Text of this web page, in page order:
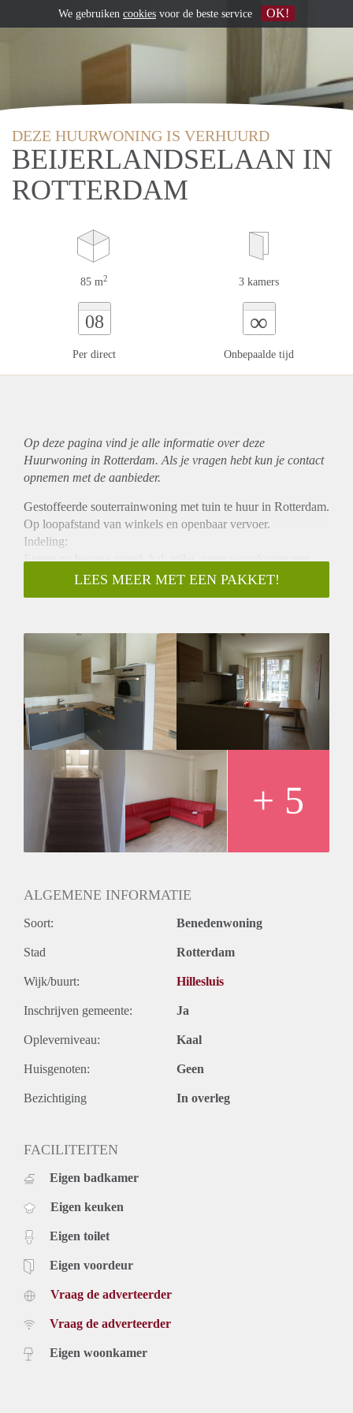
DEZE HUURWONING IS VERHUURD
BEIJERLANDSELAAN IN
ROTTERDAM
85 m2 3 kamers
08
Per direct
∞
Onbepaalde tijd
Op deze pagina vind je alle informatie over deze
Huurwoning in Rotterdam. Als je vragen hebt kun je contact
opnemen met de aanbieder.
Gestoffeerde souterrainwoning met tuin te huur in Rotterdam.
Op loopafstand van winkels en openbaar vervoer.
Indeling:
Entree op begane grond, hal, toilet, grote woonkamer met
toegang tot tuin. Aparte keuken, voorzien van gasfornuis,
oven, afzuigkap, koel-vriescombinatie en vaatwasser, met
woonkamer ook slaapkamer gemaakt kan worden.
Inkomenseis: 2,5 netto de huur.
LEES MEER MET EEN PAKKET!
+ 5
ALGEMENE INFORMATIE
Soort: Benedenwoning
Stad Rotterdam
Wijk/buurt: Hillesluis
Inschrijven gemeente: Ja
Opleverniveau: Kaal
Huisgenoten: Geen
Bezichtiging In overleg
FACILITEITEN
Eigen badkamer
Eigen keuken
Eigen toilet
Eigen voordeur
Vraag de adverteerder
Vraag de adverteerder
Eigen woonkamer
We gebruiken cookies voor de beste service OK!